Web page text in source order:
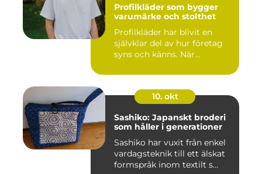
Profilkläder som bygger
varumärke och stolthet
Profilkläder har blivit en
självklar del av hur företag
syns och känns. När...
10. okt
Sashiko: Japanskt broderi
som håller i generationer
Sashiko har vuxit från enkel
vardagsteknik till ett älskat
formspråk inom textilt s...